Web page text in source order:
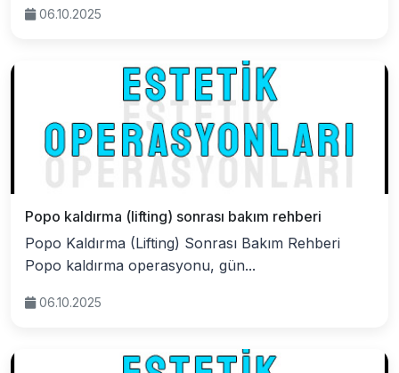
06.10.2025
Popo kaldırma (lifting) sonrası bakım rehberi
Popo Kaldırma (Lifting) Sonrası Bakım Rehberi
Popo kaldırma operasyonu, gün...
06.10.2025